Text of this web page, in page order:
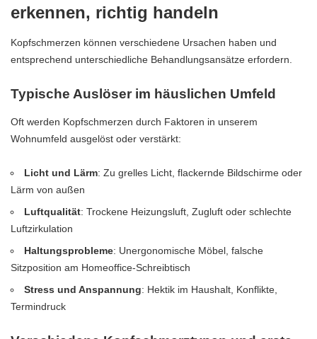
erkennen, richtig handeln
Kopfschmerzen können verschiedene Ursachen haben und
entsprechend unterschiedliche Behandlungsansätze erfordern.
Typische Auslöser im häuslichen Umfeld
Oft werden Kopfschmerzen durch Faktoren in unserem
Wohnumfeld ausgelöst oder verstärkt:
Licht und Lärm: Zu grelles Licht, flackernde Bildschirme oder
Lärm von außen
Luftqualität: Trockene Heizungsluft, Zugluft oder schlechte
Luftzirkulation
Haltungsprobleme: Unergonomische Möbel, falsche
Sitzposition am Homeoffice-Schreibtisch
Stress und Anspannung: Hektik im Haushalt, Konflikte,
Termindruck